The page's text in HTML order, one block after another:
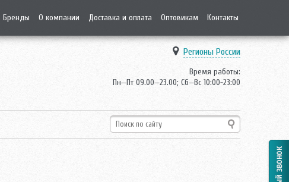
Бренды О компании Доставка и оплата Оптовикам Контакты
Регионы России
Время работы:
Пн—Пт 09.00—23.00; Сб—Вс 10:00-23:00